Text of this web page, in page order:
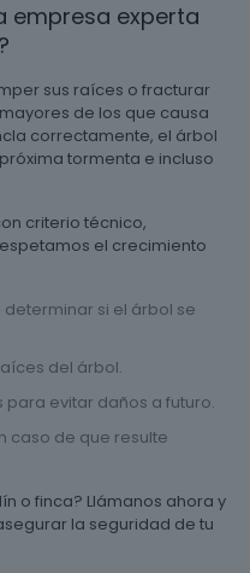
empresa experta
sus raíces o fracturar
de los que causa
correctamente, el árbol
tormenta e incluso
criterio técnico,
el crecimiento
si el árbol se
del árbol.
evitar daños a futuro.
caso de que resulte
o finca? Llámanos ahora y
la seguridad de tu